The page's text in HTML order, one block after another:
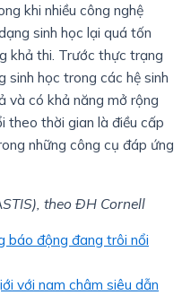
khi nhiều công nghệ
sinh học lại quá tốn
khả thi. Trước thực trạng
sinh học trong các hệ sinh
và có khả năng mở rộng
theo thời gian là điều cấp
những công cụ đáp ứng
theo ĐH Cornell
báo động đang trôi nổi
với nam châm siêu dẫn